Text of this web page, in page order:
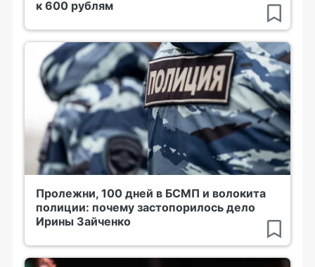
к 600 рублям
Пролежни, 100 дней в БСМП и волокита
полиции: почему застопорилось дело
Ирины Зайченко